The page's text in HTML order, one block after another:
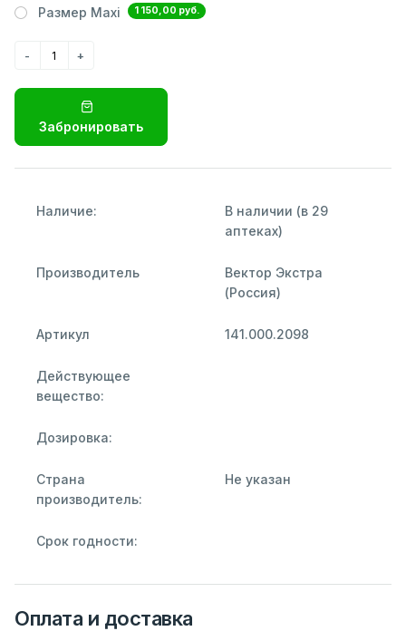
Размер Maxi 1 150,00 руб.
Забронировать
Наличие:
В наличии (в 29
аптеках)
Производитель
Вектор Экстра
(Россия)
Артикул 141.000.2098
Действующее
вещество:
Дозировка:
Страна
производитель:
Не указан
Срок годности:
Оплата и доставка